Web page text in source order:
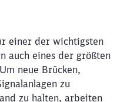
einer der wichtigsten
auch eines der größten
neue Brücken,
zu
zu halten, arbeiten